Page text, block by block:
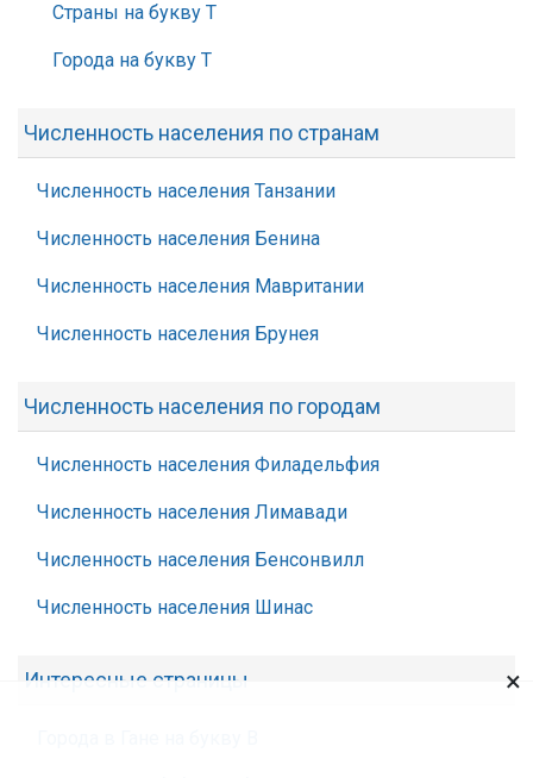
Страны на букву Т
Города на букву Т
Численность населения по странам
Численность населения Танзании
Численность населения Бенина
Численность населения Мавритании
Численность населения Брунея
Численность населения по городам
Численность населения Филадельфия
Численность населения Лимавади
Численность населения Бенсонвилл
Численность населения Шинас
Интересные страницы ×